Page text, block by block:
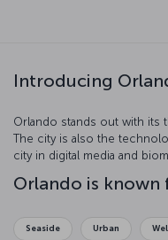
Introducing
Orlando stands out with its
The city is also the
city in digital media and
Orlando is known
Seaside Urban